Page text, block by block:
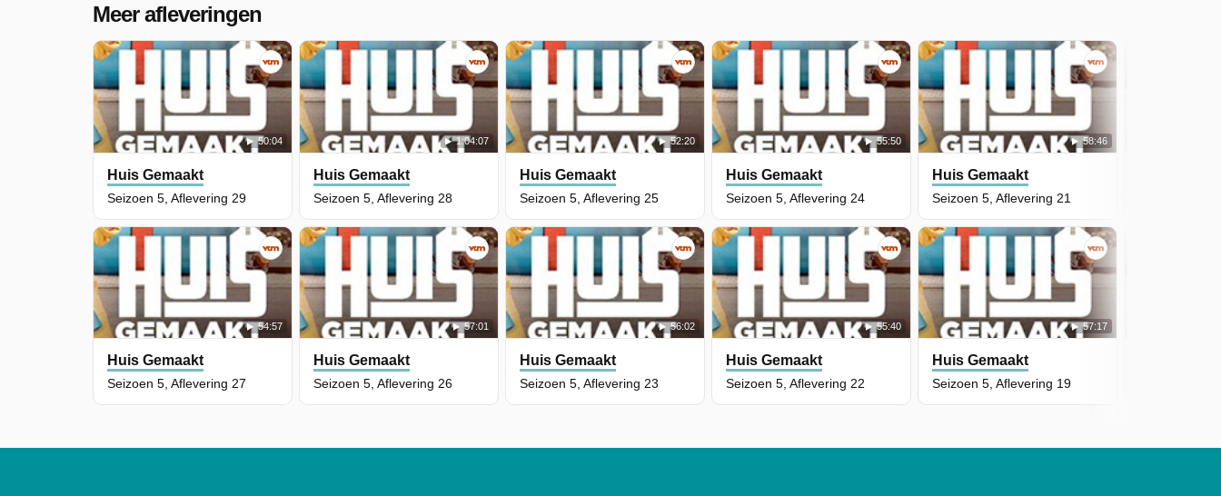
Meer afleveringen
50:04
Huis Gemaakt
Seizoen 5, Aflevering 29
1:04:07
Huis Gemaakt
Seizoen 5, Aflevering 28
54:57
Huis Gemaakt
Seizoen 5, Aflevering 27
57:01
Huis Gemaakt
Seizoen 5, Aflevering 26
52:20
Huis Gemaakt
Seizoen 5, Aflevering 25
55:50
Huis Gemaakt
Seizoen 5, Aflevering 24
56:02
Huis Gemaakt
Seizoen 5, Aflevering 23
55:40
Huis Gemaakt
Seizoen 5, Aflevering 22
58:46
Huis Gemaakt
Seizoen 5, Aflevering 21
57:17
Huis Gemaakt
Seizoen 5, Aflevering 19